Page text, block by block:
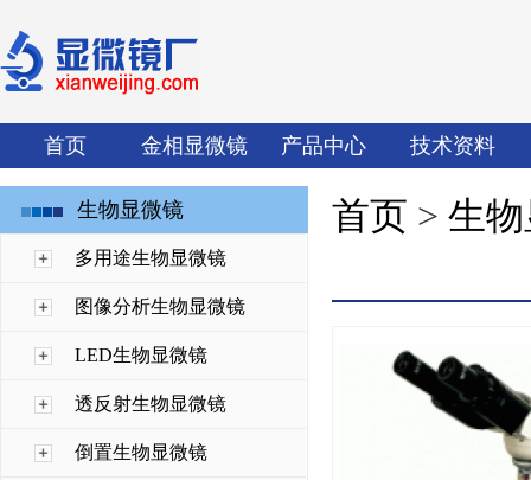
首页 金相显微镜 产品中心 技术资料
生物显微镜
多用途生物显微镜
图像分析生物显微镜
LED生物显微镜
透反射生物显微镜
倒置生物显微镜
首页 > 生